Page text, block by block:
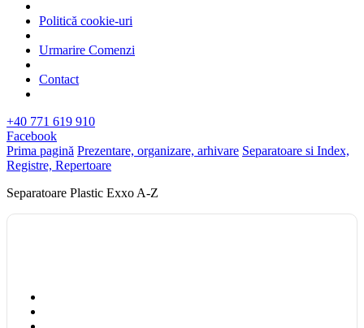
Politică cookie-uri
Urmarire Comenzi
Contact
+40 771 619 910
Facebook
Prima pagină Prezentare, organizare, arhivare Separatoare si Index,
Registre, Repertoare
Separatoare Plastic Exxo A-Z